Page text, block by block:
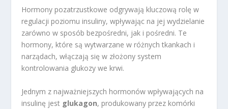
Hormony pozatrzustkowe odgrywają kluczową rolę w
regulacji poziomu insuliny, wpływając na jej wydzielanie
zarówno w sposób bezpośredni, jak i pośredni. Te
hormony, które są wytwarzane w różnych tkankach i
narządach, włączają się w złożony system
kontrolowania glukozy we krwi.
Jednym z najważniejszych hormonów wpływających na
insulinę jest glukagon, produkowany przez komórki